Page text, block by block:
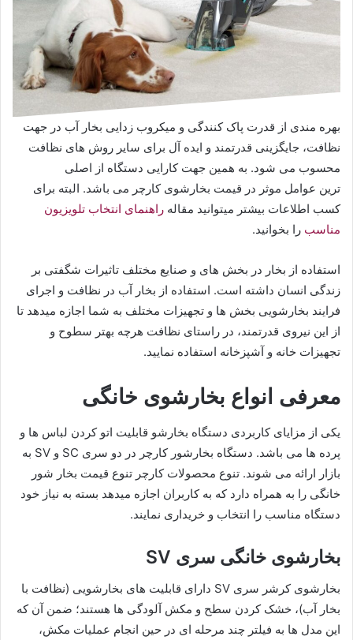
بهره مندی از قدرت پاک کنندگی و میکروب زدایی بخار آب در جهت
نظافت، جایگزینی قدرتمند و ایده آل برای سایر روش های نظافت
محسوب می شود. به همین جهت کارایی دستگاه از اصلی
ترین عوامل موثر در قیمت بخارشوی کارچر می باشد. البته برای
کسب اطلاعات بیشتر میتوانید مقاله راهنمای انتخاب تلویزیون
مناسب را بخوانید.
استفاده از بخار در بخش های و صنایع مختلف تاثیرات شگفتی بر
زندگی انسان داشته است. استفاده از بخار آب در نظافت و اجرای
فرایند بخارشویی بخش ها و تجهیزات مختلف به شما اجازه میدهد تا
از این نیروی قدرتمند، در راستای نظافت هرچه بهتر سطوح و
تجهیزات خانه و آشپزخانه استفاده نمایید.
معرفی انواع بخارشوی خانگی
یکی از مزایای کاربردی دستگاه بخارشو قابلیت اتو کردن لباس ها و
پرده ها می باشد. دستگاه بخارشور کارچر در دو سری SC و SV به
بازار ارائه می شوند. تنوع محصولات کارچر تنوع قیمت بخار شور
خانگی را به همراه دارد که به کاربران اجازه میدهد بسته به نیاز خود
دستگاه مناسب را انتخاب و خریداری نمایند.
بخارشوی خانگی سری SV
بخارشوی کرشر سری SV دارای قابلیت های بخارشویی (نظافت با
بخار آب)، خشک کردن سطح و مکش آلودگی ها هستند؛ ضمن آن که
این مدل ها به فیلتر چند مرحله ای در حین انجام عملیات مکش،